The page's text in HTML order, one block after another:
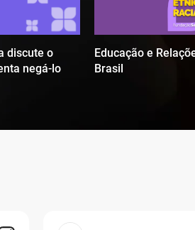
discute o
negá-lo
Educação e
Brasil